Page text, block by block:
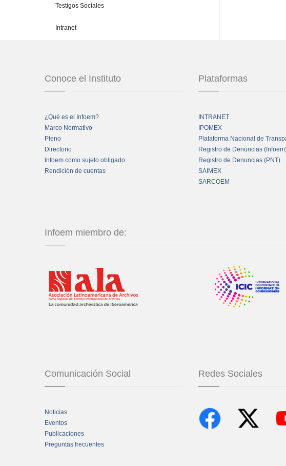
Testigos Sociales
Intranet
Conoce el Instituto
¿Qué es el Infoem?
Marco Normativo
Pleno
Directorio
Infoem como sujeto obligado
Rendición de cuentas
Plataformas
INTRANET
IPOMEX
Plataforma Nacional de
Registro de Denuncias
Registro de Denuncias (PNT)
SAIMEX
SARCOEM
Infoem miembro de:
Comunicación Social
Noticias
Eventos
Publicaciones
Preguntas frecuentes
Redes Sociales